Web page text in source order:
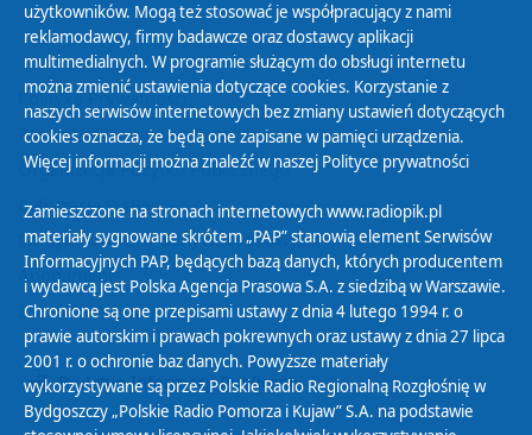
Polityka Prywatności
Zasady korzystania z Serwisu
Organizacje Pożytku Publicznego
Cyfryzacja DAB+
Polityka ochrony danych osobowych
Abonament
Zamówienia publiczne
Biuletyn Informacji Publicznej
użytkowników. Mogą też stosować je współpracujący z nami
reklamodawcy, firmy badawcze oraz dostawcy aplikacji
multimedialnych. W programie służącym do obsługi internetu
można zmienić ustawienia dotyczące cookies. Korzystanie z
naszych serwisów internetowych bez zmiany ustawień dotyczących
cookies oznacza, że będą one zapisane w pamięci urządzenia.
Więcej informacji można znaleźć w naszej Polityce prywatności
Zamieszczone na stronach internetowych www.radiopik.pl
materiały sygnowane skrótem „PAP” stanowią element Serwisów
Informacyjnych PAP, będących bazą danych, których producentem
i wydawcą jest Polska Agencja Prasowa S.A. z siedzibą w Warszawie.
Chronione są one przepisami ustawy z dnia 4 lutego 1994 r. o
prawie autorskim i prawach pokrewnych oraz ustawy z dnia 27 lipca
2001 r. o ochronie baz danych. Powyższe materiały
wykorzystywane są przez Polskie Radio Regionalną Rozgłośnię w
Bydgoszczy „Polskie Radio Pomorza i Kujaw” S.A. na podstawie